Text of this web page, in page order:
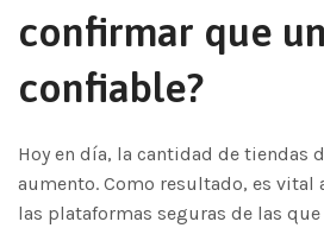
confirmar que
confiable?
Hoy en día, la cantidad de tiendas
aumento. Como resultado, es vital
las plataformas seguras de las